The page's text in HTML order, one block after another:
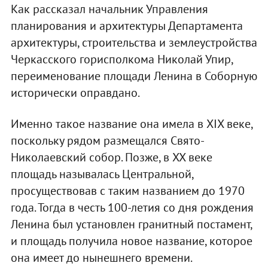
Как рассказал начальник Управления
планирования и архитектуры Департамента
архитектуры, строительства и землеустройства
Черкасского горисполкома Николай Упир,
переименование площади Ленина в Соборную
исторически оправдано.
Именно такое название она имела в XIX веке,
поскольку рядом размещался Свято-
Николаевский собор. Позже, в XX веке
площадь называлась Центральной,
просуществовав с таким названием до 1970
года. Тогда в честь 100-летия со дня рождения
Ленина был установлен гранитный постамент,
и площадь получила новое название, которое
она имеет до нынешнего времени.